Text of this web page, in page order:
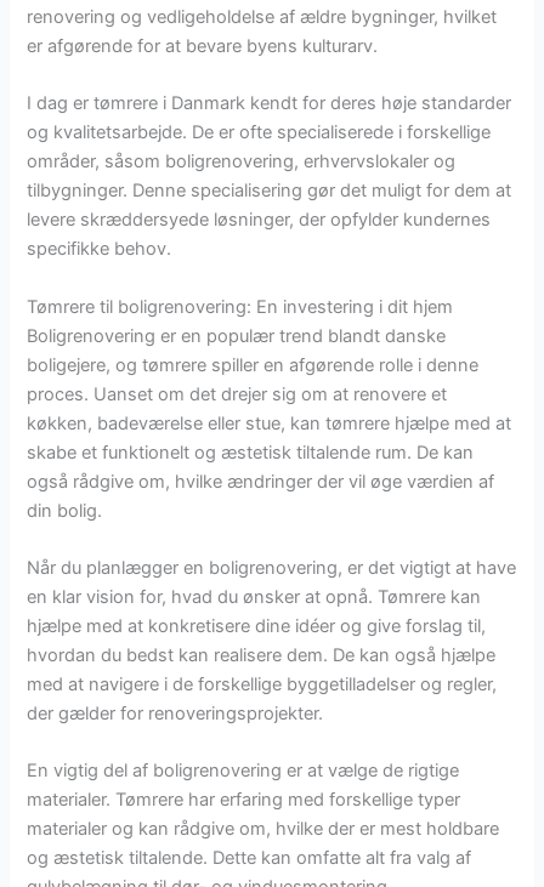
renovering og vedligeholdelse af ældre bygninger, hvilket
er afgørende for at bevare byens kulturarv.
I dag er tømrere i Danmark kendt for deres høje standarder
og kvalitetsarbejde. De er ofte specialiserede i forskellige
områder, såsom boligrenovering, erhvervslokaler og
tilbygninger. Denne specialisering gør det muligt for dem at
levere skræddersyede løsninger, der opfylder kundernes
specifikke behov.
Tømrere til boligrenovering: En investering i dit hjem
Boligrenovering er en populær trend blandt danske
boligejere, og tømrere spiller en afgørende rolle i denne
proces. Uanset om det drejer sig om at renovere et
køkken, badeværelse eller stue, kan tømrere hjælpe med at
skabe et funktionelt og æstetisk tiltalende rum. De kan
også rådgive om, hvilke ændringer der vil øge værdien af
din bolig.
Når du planlægger en boligrenovering, er det vigtigt at have
en klar vision for, hvad du ønsker at opnå. Tømrere kan
hjælpe med at konkretisere dine idéer og give forslag til,
hvordan du bedst kan realisere dem. De kan også hjælpe
med at navigere i de forskellige byggetilladelser og regler,
der gælder for renoveringsprojekter.
En vigtig del af boligrenovering er at vælge de rigtige
materialer. Tømrere har erfaring med forskellige typer
materialer og kan rådgive om, hvilke der er mest holdbare
og æstetisk tiltalende. Dette kan omfatte alt fra valg af